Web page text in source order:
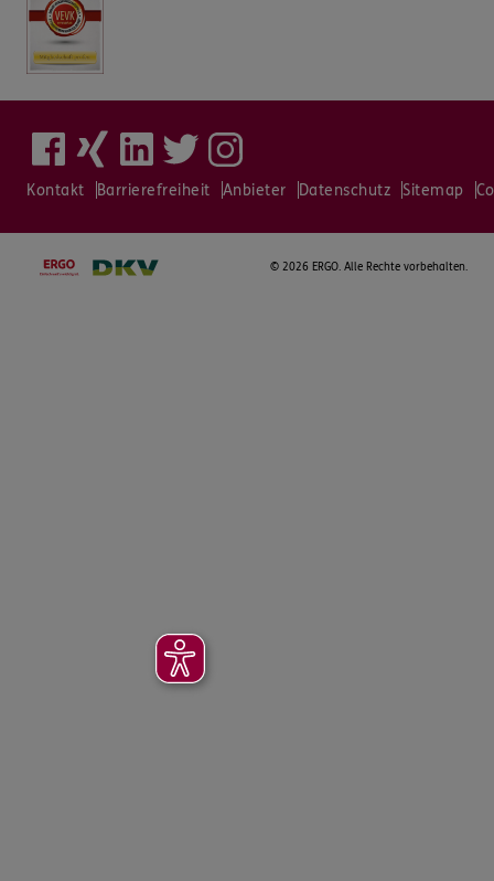
Kontakt Barrierefreiheit Anbieter Datenschutz Sitemap
© 2026 ERGO. Alle Rechte vorbehalten.